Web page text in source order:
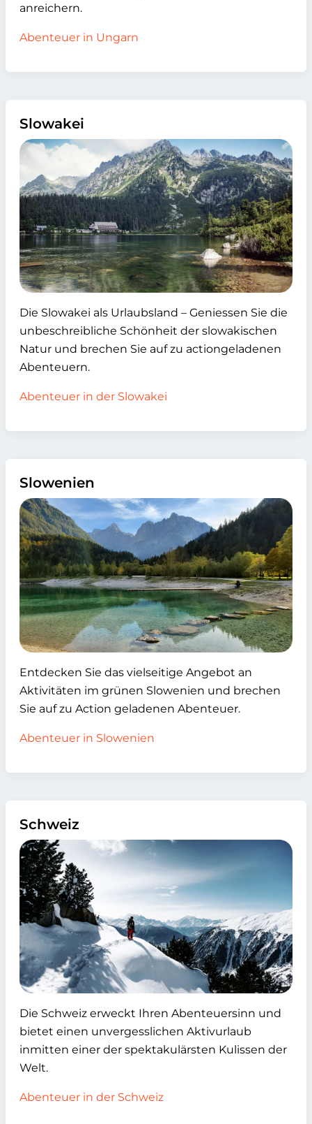
anreichern.
Abenteuer in Ungarn
Slowakei
Die Slowakei als Urlaubsland – Geniessen Sie die
unbeschreibliche Schönheit der slowakischen
Natur und brechen Sie auf zu actiongeladenen
Abenteuern.
Abenteuer in der Slowakei
Slowenien
Entdecken Sie das vielseitige Angebot an
Aktivitäten im grünen Slowenien und brechen
Sie auf zu Action geladenen Abenteuer.
Abenteuer in Slowenien
Schweiz
Die Schweiz erweckt Ihren Abenteuersinn und
bietet einen unvergesslichen Aktivurlaub
inmitten einer der spektakulärsten Kulissen der
Welt.
Abenteuer in der Schweiz